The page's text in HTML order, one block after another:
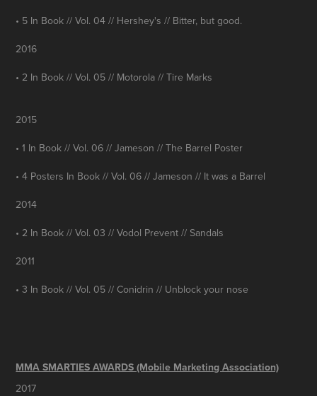
• 5 In Book // Vol. 04 // Hershey's // Bitter, but good.
2016
• 2 In Book // Vol. 05 // Motorola // Tire Marks
2015
• 1 In Book // Vol. 06 // Jameson // The Barrel Poster
• 4 Posters In Book // Vol. 06 // Jameson // It was a Barrel
2014
• 2 In Book // Vol. 03 // Vodol Prevent // Sandals
2011
• 3 In Book // Vol. 05 // Conidrin // Unblock your nose
MMA SMARTIES AWARDS (Mobile Marketing Association)
2017